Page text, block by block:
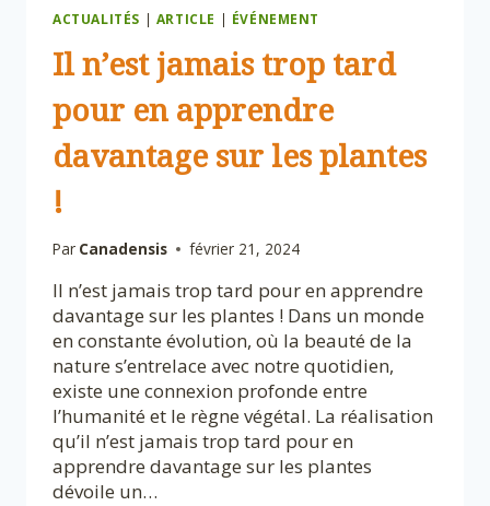
ACTUALITÉS | ARTICLE | ÉVÉNEMENT
Il n’est jamais trop tard
pour en apprendre
davantage sur les plantes
!
Par Canadensis février 21, 2024
Il n’est jamais trop tard pour en apprendre
davantage sur les plantes ! Dans un monde
en constante évolution, où la beauté de la
nature s’entrelace avec notre quotidien,
existe une connexion profonde entre
l’humanité et le règne végétal. La réalisation
qu’il n’est jamais trop tard pour en
apprendre davantage sur les plantes
dévoile un…